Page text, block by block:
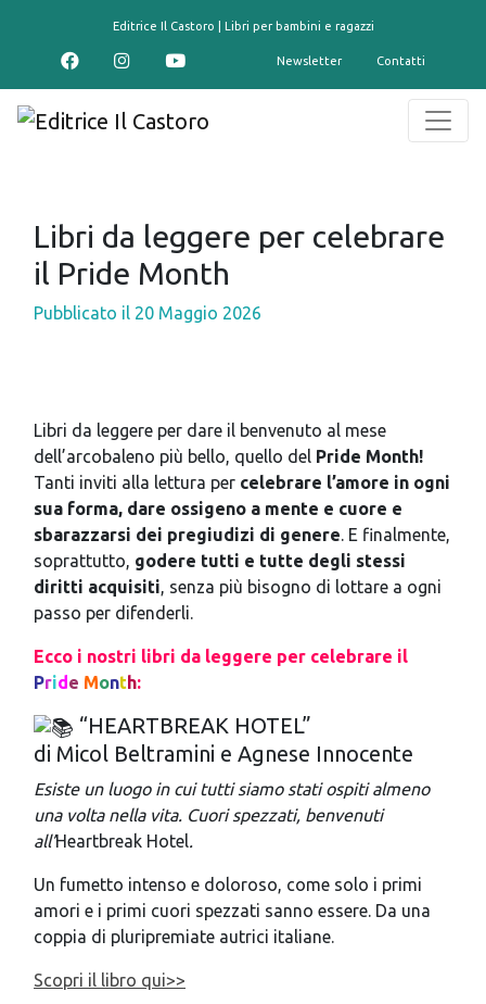
Editrice Il Castoro | Libri per bambini e ragazzi
Newsletter Contatti
Libri da leggere per celebrare
il Pride Month
Pubblicato il 20 Maggio 2026
Libri da leggere per dare il benvenuto al mese
dell’arcobaleno più bello, quello del Pride Month!
Tanti inviti alla lettura per celebrare l’amore in ogni
sua forma, dare ossigeno a mente e cuore e
sbarazzarsi dei pregiudizi di genere. E finalmente,
soprattutto, godere tutti e tutte degli stessi
diritti acquisiti, senza più bisogno di lottare a ogni
passo per difenderli.
Ecco i nostri libri da leggere per celebrare il
Pride Month:
“HEARTBREAK HOTEL”
di Micol Beltramini e Agnese Innocente
Esiste un luogo in cui tutti siamo stati ospiti almeno
una volta nella vita. Cuori spezzati, benvenuti
all’Heartbreak Hotel
Un fumetto intenso e doloroso, come solo i primi
amori e i primi cuori spezzati sanno essere. Da una
coppia di pluripremiate autrici italiane.
Scopri il libro qui>>